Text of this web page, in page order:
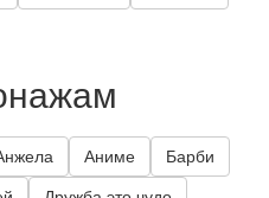
Аниме Барби